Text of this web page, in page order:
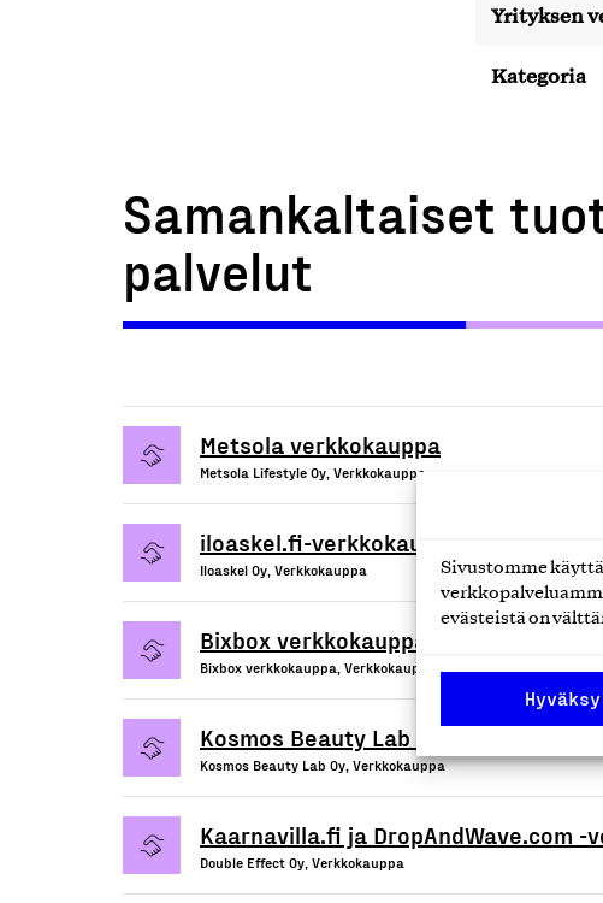
Sivustomme
evästeistä on
Hyväksy
Yrityksen
Kategoria
Samankaltaiset
palvelut
Metsola verkkokauppa
Metsola Lifestyle Oy, Verkkokauppa
iloaskel.fi-verkkokauppapalvelu
Iloaskel Oy, Verkkokauppa
Bixbox verkkokauppa
Bixbox verkkokauppa, Verkkokauppa
Kosmos Beauty Lab Oy
Kosmos Beauty Lab Oy, Verkkokauppa
Kaarnavilla.fi ja DropAndWave.com -
Double Effect Oy, Verkkokauppa